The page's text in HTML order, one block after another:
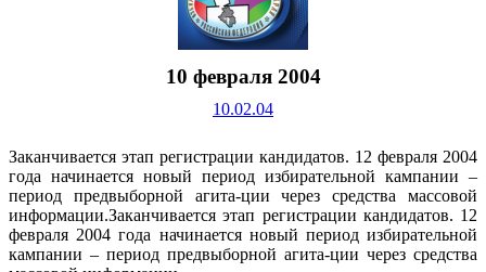
10 февраля 2004
10.02.04
Заканчивается этап регистрации кандидатов. 12 февраля 2004
года начинается новый период избирательной кампании –
период предвыборной агита-ции через средства массовой
информации.Заканчивается этап регистрации кандидатов. 12
февраля 2004 года начинается новый период избирательной
кампании – период предвыборной агита-ции через средства